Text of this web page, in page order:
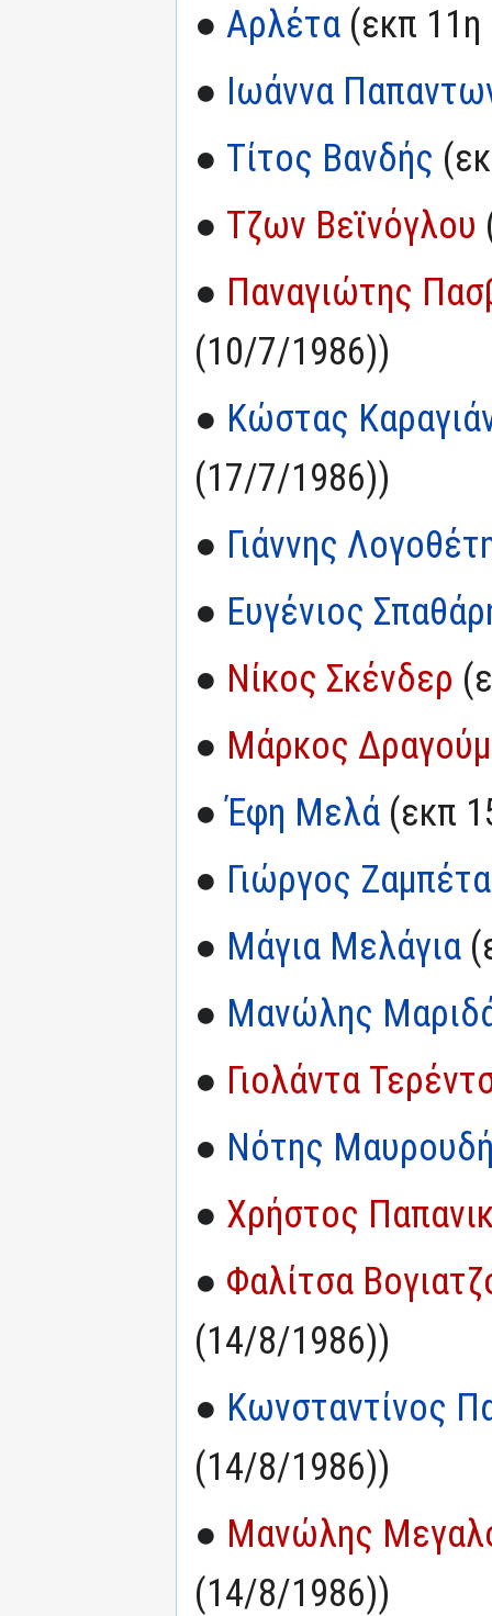
● Αρλέτα (εκπ
● Ιωάννα
● Τίτος Βανδής
● Τζων Βεϊνόγλου
● Παναγιώτης
(10/7/1986))
● Κώστας
(17/7/1986))
● Γιάννης
● Ευγένιος
● Νίκος Σκένδερ
● Μάρκος
●Έφη Μελά (εκπ
● Γιώργος
● Μάγια Μελάγια
● Μανώλης
● Γιολάντα
● Νότης
● Χρήστος
● Φαλίτσα
(14/8/1986))
● Κωνσταντίνος
(14/8/1986))
● Μανώλης
(14/8/1986))